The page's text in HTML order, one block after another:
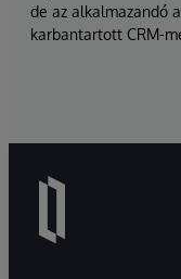
de az alkalmazandó
karbantartott CRM-